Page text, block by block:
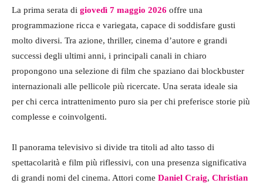
La prima serata di giovedì 7 maggio 2026 offre una
programmazione ricca e variegata, capace di soddisfare gusti
molto diversi. Tra azione, thriller, cinema d’autore e grandi
successi degli ultimi anni, i principali canali in chiaro
propongono una selezione di film che spaziano dai blockbuster
internazionali alle pellicole più ricercate. Una serata ideale sia
per chi cerca intrattenimento puro sia per chi preferisce storie più
complesse e coinvolgenti.
Il panorama televisivo si divide tra titoli ad alto tasso di
spettacolarità e film più riflessivi, con una presenza significativa
di grandi nomi del cinema. Attori come Daniel Craig, Christian